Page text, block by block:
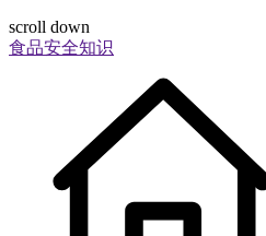
scroll down
食品安全知识